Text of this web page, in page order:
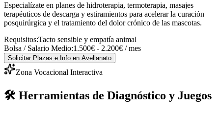
Especialízate en planes de hidroterapia, termoterapia, masajes
terapéuticos de descarga y estiramientos para acelerar la curación
posquirúrgica y el tratamiento del dolor crónico de las mascotas.
Requisitos:Tacto sensible y empatía animal
Bolsa / Salario Medio:1.500€ - 2.200€ / mes
Solicitar Plazas e Info en Avellanato
Zona Vocacional Interactiva
🛠️ Herramientas de Diagnóstico y Juegos